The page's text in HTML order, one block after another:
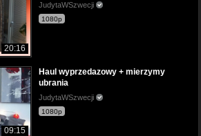
20:16
JudytaWSzwecji
1080p
09:15
Haul wyprzedazowy + mierzymy
ubrania
JudytaWSzwecji
1080p